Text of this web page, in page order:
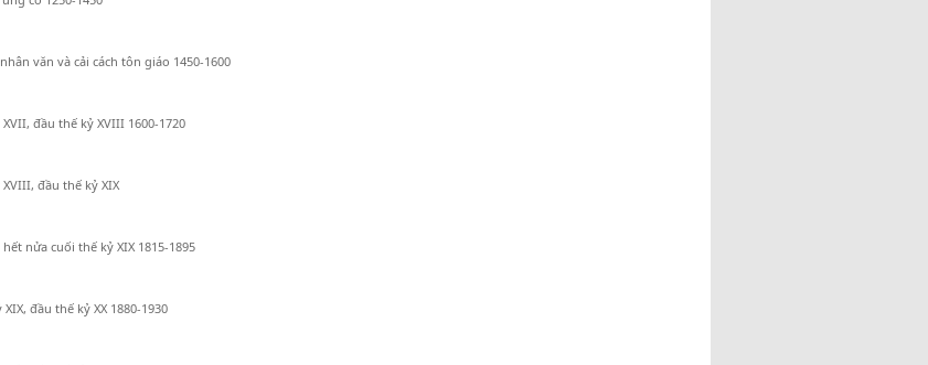
văn và cải cách tôn giáo 1450-1600
đầu thế kỷ XVIII 1600-1720
đầu thế kỷ XIX
nửa cuối thế kỷ XIX 1815-1895
đầu thế kỷ XX 1880-1930